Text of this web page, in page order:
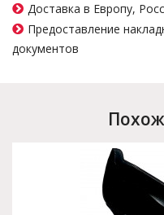
Доставка в Европу,
Предоставление
документов